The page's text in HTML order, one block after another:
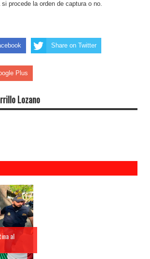
procede la orden de captura o no.
Share on Twitter
Plus
Lozano
al